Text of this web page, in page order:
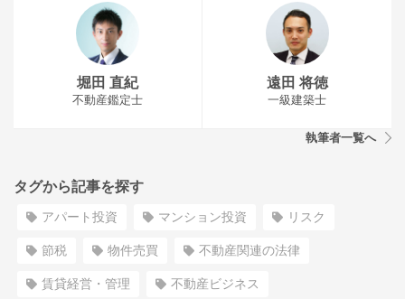
堀田 直紀
不動産鑑定士
遠田 将徳
一級建築士
執筆者一覧へ
タグから記事を探す
アパート投資 マンション投資 リスク
節税 物件売買 不動産関連の法律
賃貸経営・管理 不動産ビジネス